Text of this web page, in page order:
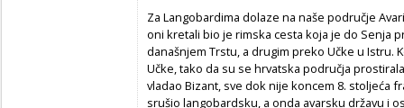
Za Langobardima dolaze na naše područje
oni kretali bio je rimska cesta koja je do Senja
današnjem Trstu, a drugim preko Učke u Istru.
Učke, tako da su se hrvatska područja
vladao Bizant, sve dok nije koncem 8. stoljeća
srušio langobardsku, a onda avarsku državu i